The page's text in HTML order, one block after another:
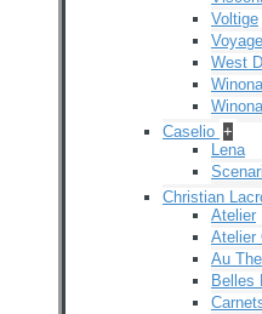
Voltige
West
Winona
Caselio +
Lena
Christian
Atelier
Atelier
Au
Belles